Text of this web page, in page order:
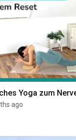
Yoga zum
ago